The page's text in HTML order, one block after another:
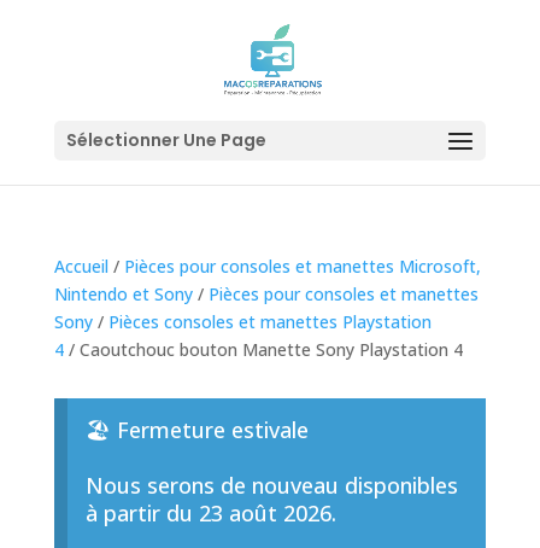
Sélectionner Une Page
Accueil / Pièces pour consoles et manettes Microsoft,
Nintendo et Sony/ Pièces pour consoles et manettes
Sony/ Pièces consoles et manettes Playstation
4/ Caoutchouc bouton Manette Sony Playstation 4
🏖️ Fermeture estivale
Nous serons de nouveau disponibles
à partir du 23 août 2026.